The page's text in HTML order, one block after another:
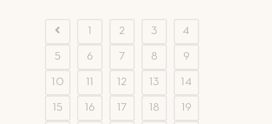
2 3 4
5 6 7 8 9
10 12 13 14
15 16 17 18 19